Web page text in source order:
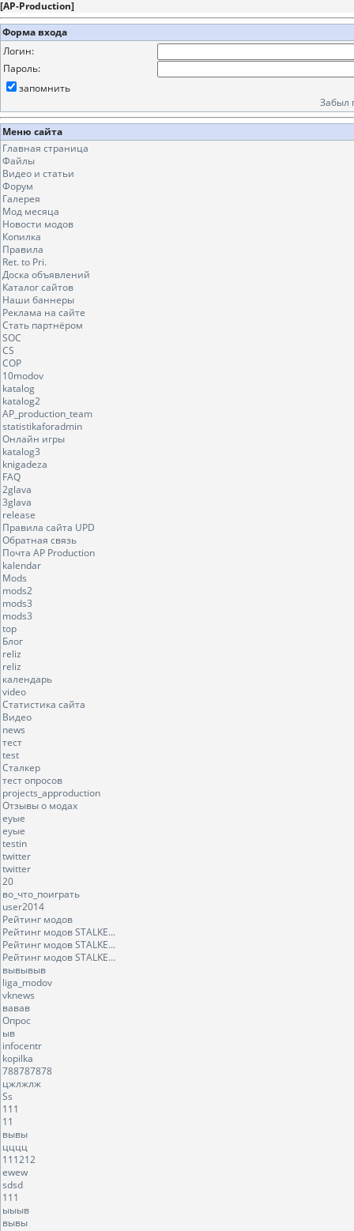
[AP-Production]
Форма входа
Логин:
Пароль:
запомнить
Забыл
Меню сайта
Главная страница
Файлы
Видео и статьи
Форум
Галерея
Мод месяца
Новости модов
Копилка
Правила
Ret. to Pri.
Доска объявлений
Каталог сайтов
Наши баннеры
Реклама на сайте
Стать партнёром
SOC
CS
COP
10modov
katalog
katalog2
AP_production_team
statistikaforadmin
Онлайн игры
katalog3
knigadeza
FAQ
2glava
3glava
release
Правила сайта UPD
Обратная связь
Почта AP Production
kalendar
Mods
mods2
mods3
mods3
top
Блог
reliz
reliz
календарь
video
Статистика сайта
Видео
news
тест
test
Сталкер
тест опросов
projects_approduction
Отзывы о модах
еуые
еуые
testin
twitter
twitter
20
во_что_поиграть
user2014
Рейтинг модов
Рейтинг модов STALKE...
Рейтинг модов STALKE...
Рейтинг модов STALKE...
вывывыв
liga_modov
vknews
вавав
Опрос
ыв
infocentr
kopilka
788787878
цжлжлж
Ss
111
11
вывы
цццц
111212
ewew
sdsd
111
ыыыв
вывы